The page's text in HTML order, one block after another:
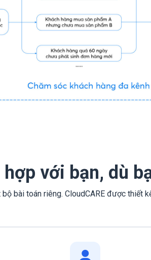
hợp với bạn, dù
bài toán riêng. CloudCARE được thiết